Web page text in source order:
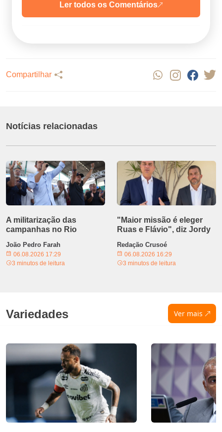
Ler todos os Comentários
Compartilhar
Notícias relacionadas
A militarização das
campanhas no Rio
João Pedro Farah
06.08.2026 17:29
3 minutos de leitura
"Maior missão é eleger
Ruas e Flávio", diz Jordy
Redação Crusoé
06.08.2026 16:29
3 minutos de leitura
Variedades Ver mais